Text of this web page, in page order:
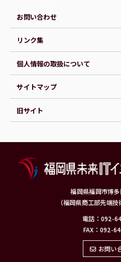
お問い合わせ
リンク集
個人情報の取扱について
サイトマップ
旧サイト
福岡県福岡市博
（福岡県商工部先端技
電話：092-
FAX：092-
お問い